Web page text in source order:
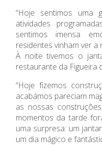
“Hoje sentimos uma
atividades
sentimos imensa
residentes vinham ver a
À noite tivemos o
restaurante da Figueira
“Hoje fizemos
acabámos pareciam
as nossas
momentos da tarde
uma surpresa: um
um dia mágico e